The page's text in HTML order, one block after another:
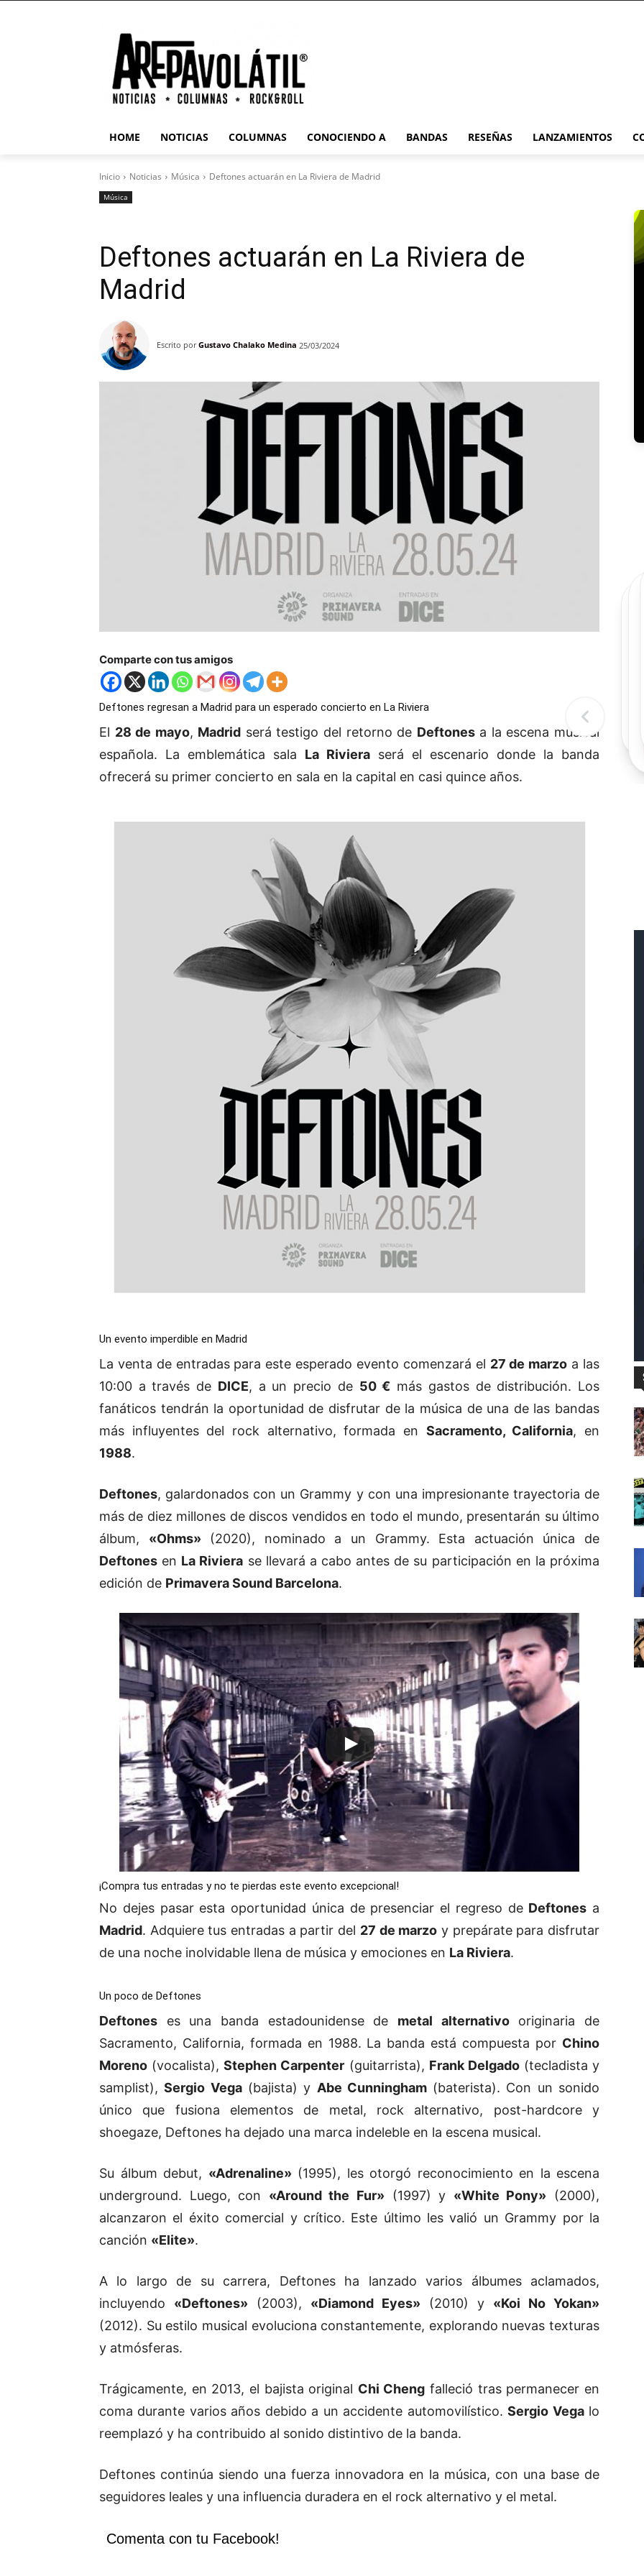
HOME NOTICIAS COLUMNAS CONOCIENDO A BANDAS RESEÑAS LANZAMIENTOS
Inicio Noticias Música Deftones actuarán en La Riviera de Madrid
Música
Deftones actuarán en La Riviera de
Madrid
Escrito por Gustavo Chalako Medina 25/03/2024
Comparte con tus amigos
Deftones regresan a Madrid para un esperado concierto en La Riviera
El 28 de mayo, Madrid será testigo del retorno de Deftonesa la escena musical
española. La emblemática sala La Riviera será el escenario donde la banda
ofrecerá su primer concierto en sala en la capital en casi quince años.
Un evento imperdible en Madrid
La venta de entradas para este esperado evento comenzará el 27 de marzo a las
10:00 a través de DICE, a un precio de 50 € más gastos de distribución. Los
fanáticos tendrán la oportunidad de disfrutar de la música de una de las bandas
más influyentes del rock alternativo, formada en Sacramento, California, en
1988.
Deftones, galardonados con un Grammy y con una impresionante trayectoria de
más de diez millones de discos vendidos en todo el mundo, presentarán su último
álbum, «Ohms»(2020), nominado a un Grammy. Esta actuación única de
Deftones en La Riviera se llevará a cabo antes de su participación en la próxima
edición de Primavera Sound Barcelona.
¡Compra tus entradas y no te pierdas este evento excepcional!
No dejes pasar esta oportunidad única de presenciar el regreso de Deftones a
Madrid. Adquiere tus entradas a partir del 27 de marzo y prepárate para disfrutar
de una noche inolvidable llena de música y emociones en La Riviera.
Un poco de Deftones
Deftones es una banda estadounidense de metal alternativooriginaria de
Sacramento, California, formada en 1988. La banda está compuesta por Chino
Moreno (vocalista),Stephen Carpenter (guitarrista), Frank Delgado(tecladista y
samplist),Sergio Vega(bajista) y Abe Cunningham(baterista). Con un sonido
único que fusiona elementos de metal, rock alternativo, post-hardcore y
shoegaze, Deftones ha dejado una marca indeleble en la escena musical.
Su álbum debut, «Adrenaline»(1995), les otorgó reconocimiento en la escena
underground. Luego, con «Around the Fur» (1997) y «White Pony» (2000),
alcanzaron el éxito comercial y crítico. Este último les valió un Grammy por la
canción «Elite».
A lo largo de su carrera, Deftones ha lanzado varios álbumes aclamados,
incluyendo «Deftones» (2003), «Diamond Eyes» (2010) y «Koi No Yokan»
(2012). Su estilo musical evoluciona constantemente, explorando nuevas texturas
y atmósferas.
Trágicamente, en 2013, el bajista original Chi Cheng falleció tras permanecer en
coma durante varios años debido a un accidente automovilístico.Sergio Vegalo
reemplazó y ha contribuido al sonido distintivo de la banda.
Deftones continúa siendo una fuerza innovadora en la música, con una base de
seguidores leales y una influencia duradera en el rock alternativo y el metal.
Comenta con tu Facebook!